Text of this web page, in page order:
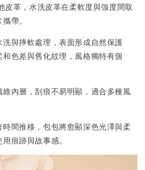
皮革，水洗皮革在柔軟度與強度間取
帶。
洗與摔軟處理，表面形成自然保護
色差與舊化紋理，風格獨特有個
維內層，刮痕不易明顯，適合多種風
時間推移，包包將愈顯深色光澤與柔
痕跡與故事感。